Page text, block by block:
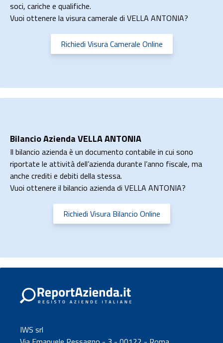
soci, cariche e qualifiche.
Vuoi ottenere la visura camerale di VELLA ANTONIA?
Richiedi Visura Camerale Online
Bilancio Azienda VELLA ANTONIA
Il bilancio azienda è un documento contabile in cui sono
riportate le attività dell’azienda durante l’anno fiscale, ma
anche crediti e debiti della stessa.
Vuoi ottenere il bilancio azienda di VELLA ANTONIA?
Richiedi Visura Bilancio Online
IWS srl